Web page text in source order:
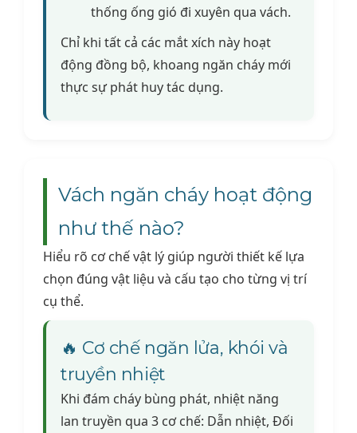
thống ống gió đi xuyên qua vách.
Chỉ khi tất cả các mắt xích này hoạt
động đồng bộ, khoang ngăn cháy mới
thực sự phát huy tác dụng.
Vách ngăn cháy hoạt động
như thế nào?
Hiểu rõ cơ chế vật lý giúp người thiết kế lựa
chọn đúng vật liệu và cấu tạo cho từng vị trí
cụ thể.
🔥 Cơ chế ngăn lửa, khói và
truyền nhiệt
Khi đám cháy bùng phát, nhiệt năng
lan truyền qua 3 cơ chế: Dẫn nhiệt, Đối